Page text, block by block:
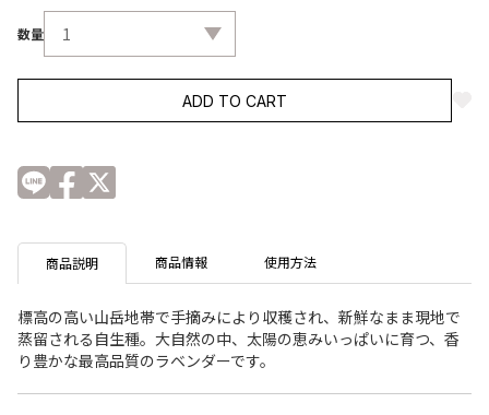
数量
ADD TO CART
商品説明 商品情報 使用方法
標高の高い山岳地帯で手摘みにより収穫され、新鮮なまま現地で
蒸留される自生種。大自然の中、太陽の恵みいっぱいに育つ、香
り豊かな最高品質のラベンダーです。